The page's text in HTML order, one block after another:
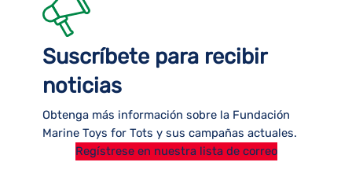
Suscríbete para recibir
noticias
Obtenga más información sobre la Fundación
Marine Toys for Tots y sus campañas actuales.
Regístrese en nuestra lista de correo